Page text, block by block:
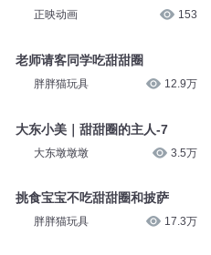
正映动画 153
老师请客同学吃甜甜圈
胖胖猫玩具 12.9万
大东小美｜甜甜圈的主人-7
大东墩墩墩 3.5万
挑食宝宝不吃甜甜圈和披萨
胖胖猫玩具 17.3万